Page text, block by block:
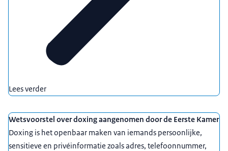
Lees verder
Wetsvoorstel over doxing aangenomen door de Eerste Kamer
Doxing is het openbaar maken van iemands persoonlijke,
sensitieve en privéinformatie zoals adres, telefoonnummer,